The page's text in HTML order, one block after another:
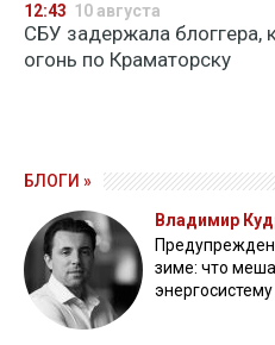
12:43 10 августа
СБУ задержала блоггера,
огонь по Краматорску
БЛОГИ »
Владимир
зиме: что